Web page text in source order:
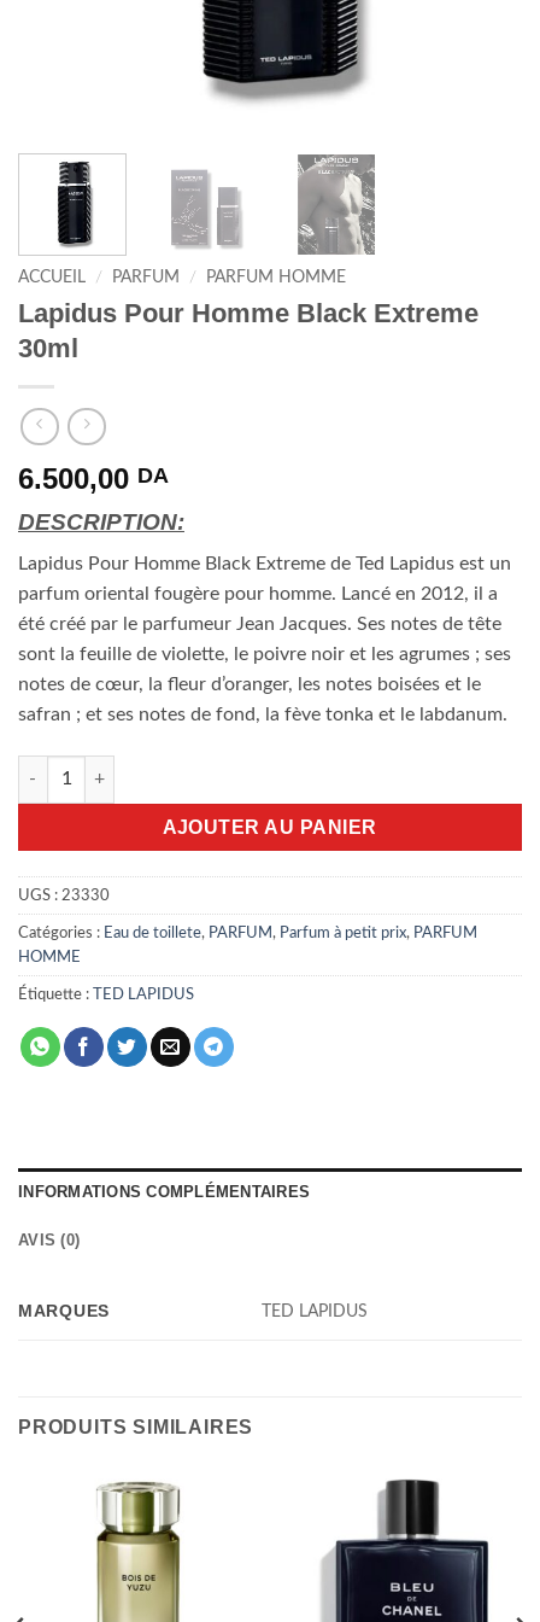
ACCUEIL / PARFUM / PARFUM HOMME
Lapidus Pour Homme Black Extreme
30ml
6.500,00 DA
DESCRIPTION:
Lapidus Pour Homme Black Extreme de Ted Lapidus est un
parfum oriental fougère pour homme. Lancé en 2012, il a
été créé par le parfumeur Jean Jacques. Ses notes de tête
sont la feuille de violette, le poivre noir et les agrumes ; ses
notes de cœur, la fleur d’oranger, les notes boisées et le
safran ; et ses notes de fond, la fève tonka et le labdanum.
quantité de Lapidus Pour Homme Black Extreme 30ml
AJOUTER AU PANIER
UGS : 23330
Catégories : Eau de toillete, PARFUM , Parfum à petit prix, PARFUM
HOMME
Étiquette : TED LAPIDUS
INFORMATIONS COMPLÉMENTAIRES
AVIS (0)
MARQUES TED LAPIDUS
PRODUITS SIMILAIRES